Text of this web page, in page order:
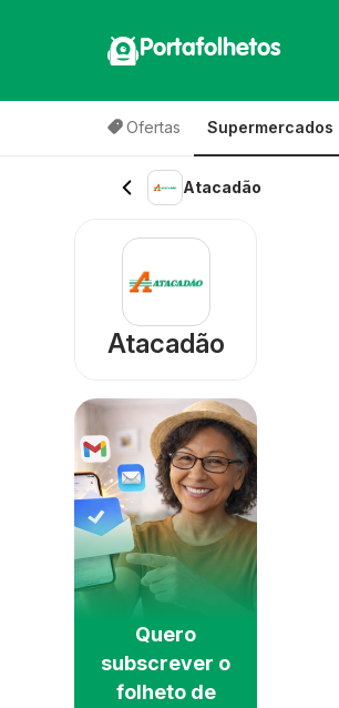
Portafolhetos
Ofertas Supermercados
Atacadão
Atacadão
Quero
subscrever o
folheto de